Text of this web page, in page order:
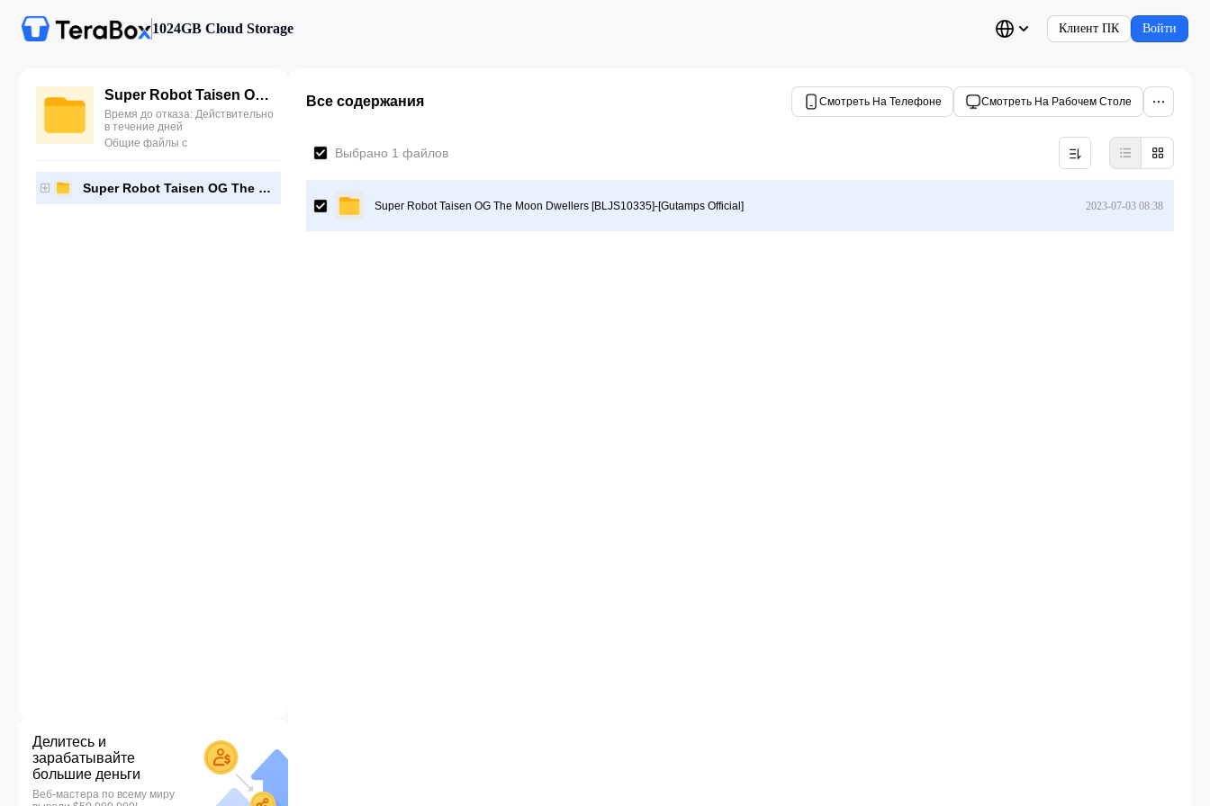
1024GB Cloud Storage Клиент ПК Войти
Super Robot Taisen OG The Moon Dwellers [BLJS10335]-[Gutamps Official]
Время до отказа: Действительно
в течение дней
Общие файлы с
Super Robot Taisen OG The Moon Dwellers [BLJS10335]-[Gutamps Official]
Делитесь и
зарабатывайте
большие деньги
Веб-мастера по всему миру
Все содержания Смотреть На Телефоне Смотреть На Рабочем Столе
Выбрано 1 файлов
Super Robot Taisen OG The Moon Dwellers [BLJS10335]-[Gutamps Official] 2023-07-03 08:38